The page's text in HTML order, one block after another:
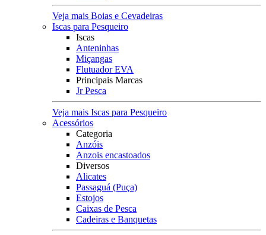
Veja mais Boias e Cevadeiras
Iscas para Pesqueiro
Iscas
Anteninhas
Miçangas
Flutuador EVA
Principais Marcas
Jr Pesca
Veja mais Iscas para Pesqueiro
Acessórios
Categoria
Anzóis
Anzois encastoados
Diversos
Alicates
Passaguá (Puça)
Estojos
Caixas de Pesca
Cadeiras e Banquetas